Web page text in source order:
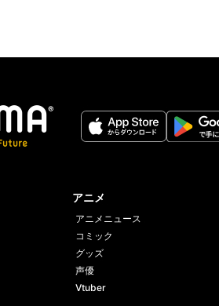
アニメ
アニメニュース
コミック
グッズ
声優
Vtuber